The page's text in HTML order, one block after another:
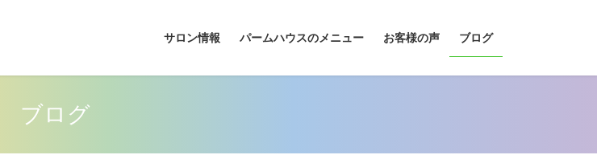
サロン情報 パームハウスのメニュー お客様の声 ブログ
ブログ